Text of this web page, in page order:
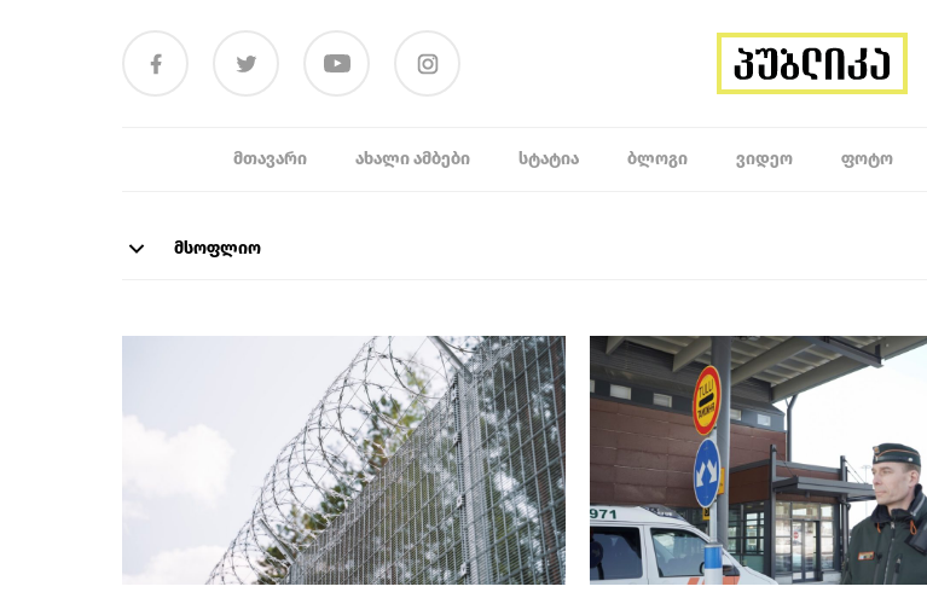
ᲛᲗᲐᲕᲐᲠᲘ ᲐᲮᲐᲚᲘ ᲐᲛᲑᲔᲑᲘ ᲡᲢᲐᲢᲘᲐ ᲑᲚᲝᲒᲘ ᲕᲘᲓᲔᲝ ᲤᲝᲢᲝ
მსოფლიო